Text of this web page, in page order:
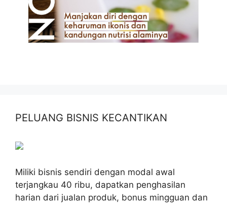
PELUANG BISNIS KECANTIKAN
Miliki bisnis sendiri dengan modal awal
terjangkau 40 ribu, dapatkan penghasilan
harian dari jualan produk, bonus mingguan dan